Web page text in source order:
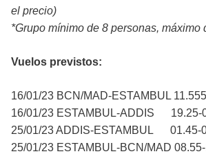
el precio)
*Grupo mínimo de 8 personas, máximo
Vuelos previstos:
16/01/23 BCN/MAD-ESTAMBUL
16/01/23 ESTAMBUL-ADDIS 19.25-
25/01/23 ADDIS-ESTAMBUL 01.45-
25/01/23 ESTAMBUL-BCN/MAD